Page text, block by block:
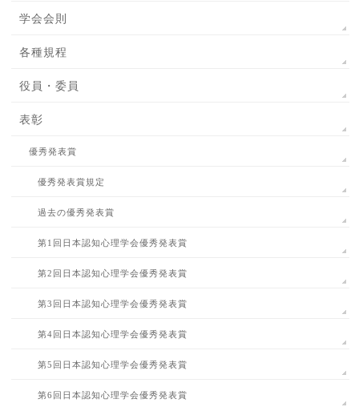
学会会則
各種規程
役員・委員
表彰
優秀発表賞
優秀発表賞規定
過去の優秀発表賞
第1回日本認知心理学会優秀発表賞
第2回日本認知心理学会優秀発表賞
第3回日本認知心理学会優秀発表賞
第4回日本認知心理学会優秀発表賞
第5回日本認知心理学会優秀発表賞
第6回日本認知心理学会優秀発表賞